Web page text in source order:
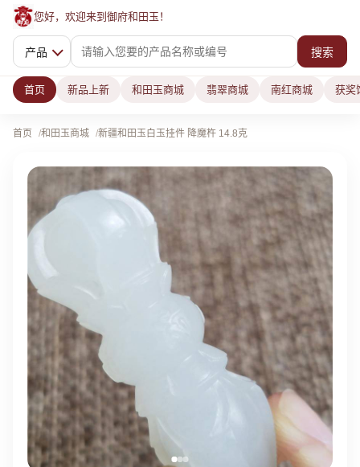
您好，欢迎来到御府和田玉！
产品 搜索
首页 新品上新 和田玉商城 翡翠商城 南红商城 获奖
首页 和田玉商城 新疆和田玉白玉挂件 降魔杵 14.8克